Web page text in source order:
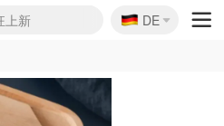
上新
大促
时失效
折
额外叠85折
每日更新
起+叠9折
🇩🇪
DE